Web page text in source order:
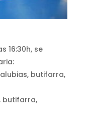
16:30h, se
butifarra,
butifarra,